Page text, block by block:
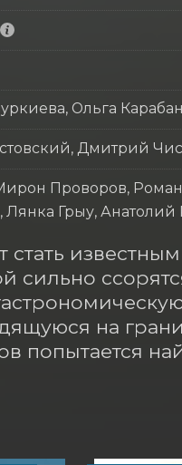
Ольга
Дмитрий
Проворов,
Лянка Грыу,
сильно
на
попытается